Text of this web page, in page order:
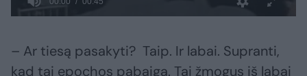
– Ar tiesą pasakyti? Taip. Ir labai. Supranti,
kad tai epochos pabaiga. Tai žmogus iš labai